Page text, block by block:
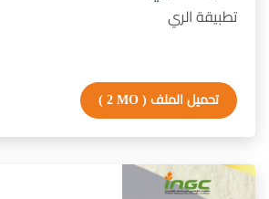
تطبيقة الري
تحميل الملف ( 2 MO )